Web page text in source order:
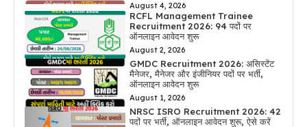
August 4, 2026
RCFL Management Trainee
Recruitment 2026: 94 पदों पर
ऑनलाइन आवेदन शुरू
August 2, 2026
GMDC Recruitment 2026: असिस्टेंट
मैनेजर, मैनेजर और इंजीनियर पदों पर भर्ती,
ऑनलाइन आवेदन शुरू
August 1, 2026
NRSC ISRO Recruitment 2026: 42
पदों पर भर्ती, ऑनलाइन आवेदन शुरू, ऐसे करें